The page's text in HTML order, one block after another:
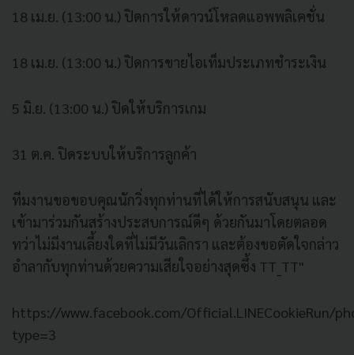
18 เม.ย. (13:00 น.) ปิดการให้ดาวน์โหลดแอพพลิเคชั่น
18 เม.ย. (13:00 น.) ปิดการขายไอเท็มประเภทชำระเงิน
5 มิ.ย. (13:00 น.) ปิดให้บริการเกม
31 ต.ค. ปิดระบบให้บริการลูกค้า
ทีมงานขอขอบคุณนักวิ่งทุกท่านที่ได้ให้การสนับสนุน และ
เข้ามาร่วมกันสร้างประสบการณ์ดีๆ ด้วยกันมาโดยตลอด
ทว่าไม่มีงานเลี้ยงใดที่ไม่มีวันเลิกรา และต้องขอตัดใจกล่าว
อำลากับทุกท่านด้วยความเสียใจอย่างสุดซึ้ง TT_TT"
https://www.facebook.com/Official.LINECookieRun/
type=3